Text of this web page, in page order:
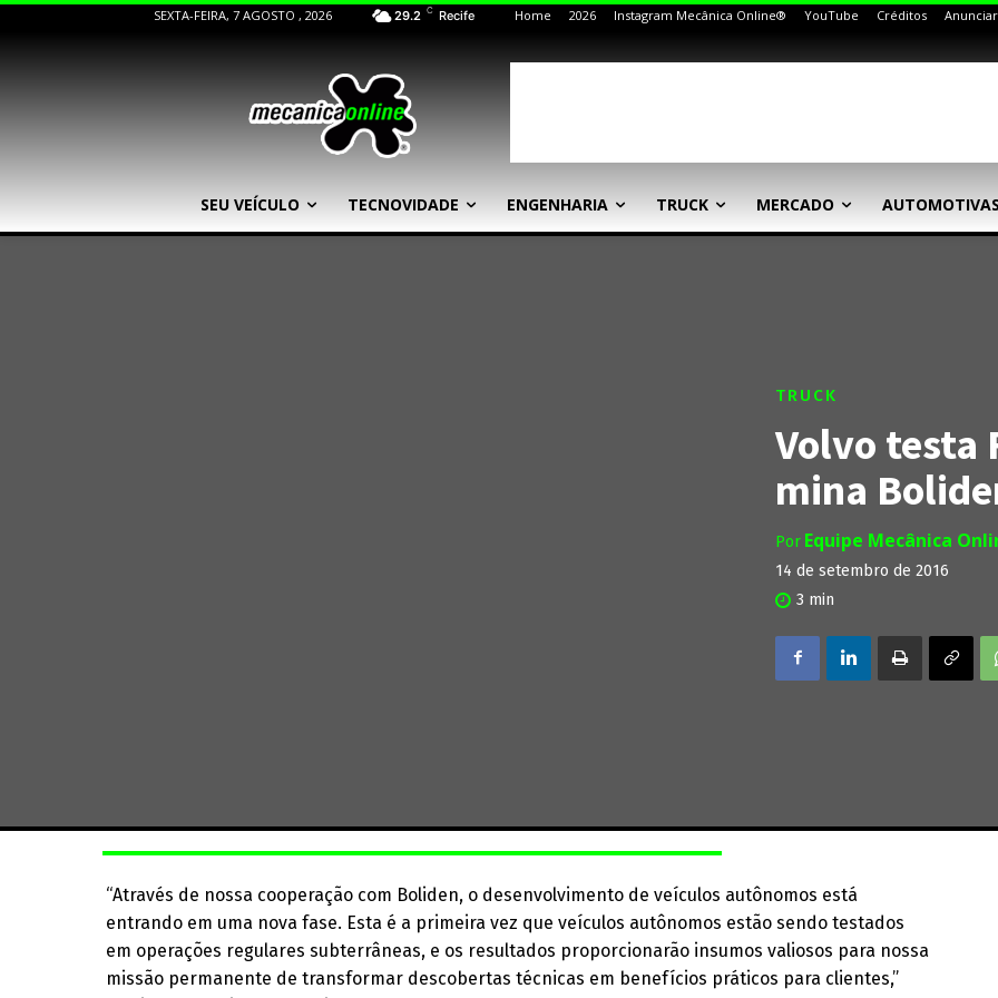
SEXTA-FEIRA, 7 AGOSTO , 2026 29.2 C Recife Home 2026 Instagram Mecânica Online® YouTube Créditos Anunciar
SEU VEÍCULO TECNOVIDADE ENGENHARIA TRUCK MERCADO
TRUCK
Volvo testa
mina
Por Equipe Mecânica
14 de setembro de 2016
3 min
“Através de nossa cooperação com Boliden, o desenvolvimento de veículos autônomos está
entrando em uma nova fase. Esta é a primeira vez que veículos autônomos estão sendo testados
em operações regulares subterrâneas, e os resultados proporcionarão insumos valiosos para nossa
missão permanente de transformar descobertas técnicas em benefícios práticos para clientes,”